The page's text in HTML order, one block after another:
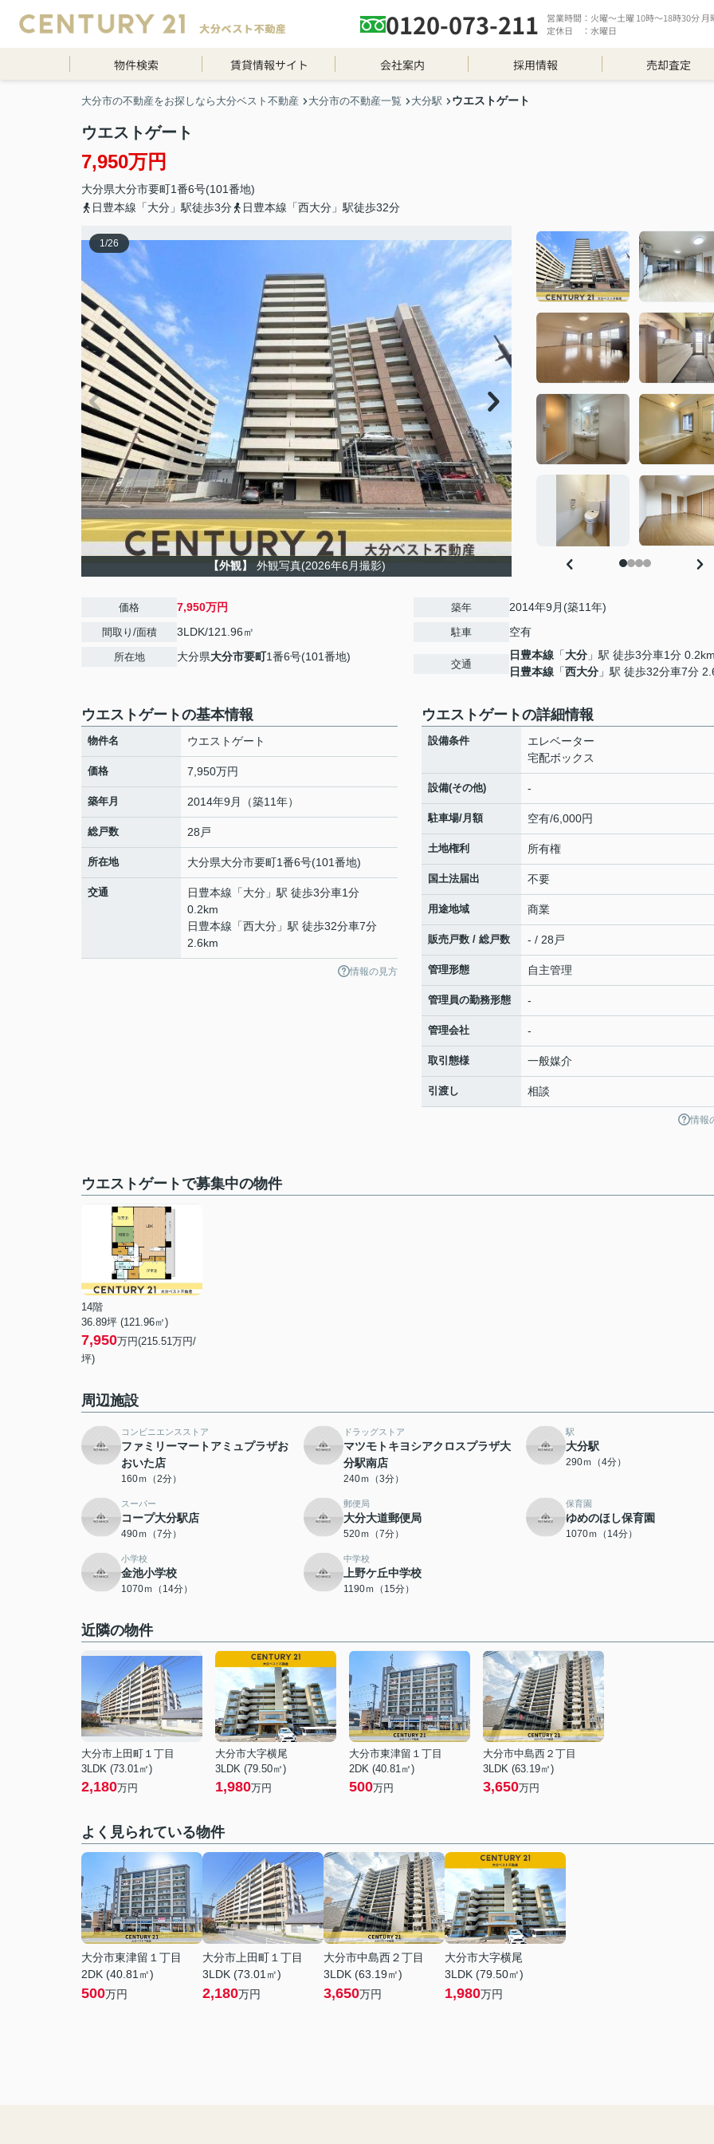
0120-073-211
営業時間：火曜～土曜 10時～18時30分
定休日 ：水曜日
物件検索 賃貸情報サイト 会社案内 採用情報 売却査定
大分市の不動産をお探しなら大分ベスト不動産 大分市の不動産一覧 大分駅 ウエストゲート
ウエストゲート
7,950万円
大分県大分市要町1番6号(101番地)
日豊本線「大分」駅徒歩3分
日豊本線「西大分」駅徒歩32分
1/26
【外観】 外観写真(2026年6月撮影)
価格 7,950万円
間取り/面積 3LDK/121.96㎡
所在地 大分県大分市要町1番6号(101番地)
築年 2014年9月(築11年)
駐車 空有
交通
日豊本線 「大分 」駅 徒歩3分車1分
日豊本線 「西大分 」駅 徒歩32分車7分
ウエストゲートの基本情報
物件名 ウエストゲート
価格 7,950万円
築年月 2014年9月（築11年）
総戸数 28戸
所在地 大分県大分市要町1番6号(101番地)
交通 日豊本線 「大分 」駅 徒歩3分車1分
0.2km
日豊本線 「西大分 」駅 徒歩32分車7分
2.6km
情報の見方
ウエストゲートの詳細情報
設備条件
エレベーター
宅配ボックス
設備(その他) -
駐車場/月額 空有/6,000円
土地権利 所有権
国土法届出 不要
用途地域 商業
販売戸数 / 総戸数 - / 28戸
管理形態 自主管理
管理員の勤務形態 -
管理会社 -
取引態様 一般媒介
引渡し 相談
情報
ウエストゲートで募集中の物件
14階
36.89坪 (121.96㎡)
7,950万円(215.51万円/
坪)
周辺施設
コンビニエンスストア
ファミリーマートアミュプラザお
おいた店
160ｍ（2分）
ドラッグストア
マツモトキヨシアクロスプラザ大
分駅南店
240ｍ（3分）
駅
大分駅
290ｍ（4分）
スーパー
コープ大分駅店
490ｍ（7分）
郵便局
大分大道郵便局
520ｍ（7分）
保育園
ゆめのほし保育園
1070ｍ（14分）
小学校
金池小学校
1070ｍ（14分）
中学校
上野ケ丘中学校
1190ｍ（15分）
近隣の物件
大分市上田町１丁目
3LDK (73.01㎡)
2,180万円
大分市大字横尾
3LDK (79.50㎡)
1,980万円
大分市東津留１丁目
2DK (40.81㎡)
500万円
大分市中島西２丁目
3LDK (63.19㎡)
3,650万円
よく見られている物件
大分市東津留１丁目
2DK (40.81㎡)
500万円
大分市上田町１丁目
3LDK (73.01㎡)
2,180万円
大分市中島西２丁目
3LDK (63.19㎡)
3,650万円
大分市大字横尾
3LDK (79.50㎡)
1,980万円